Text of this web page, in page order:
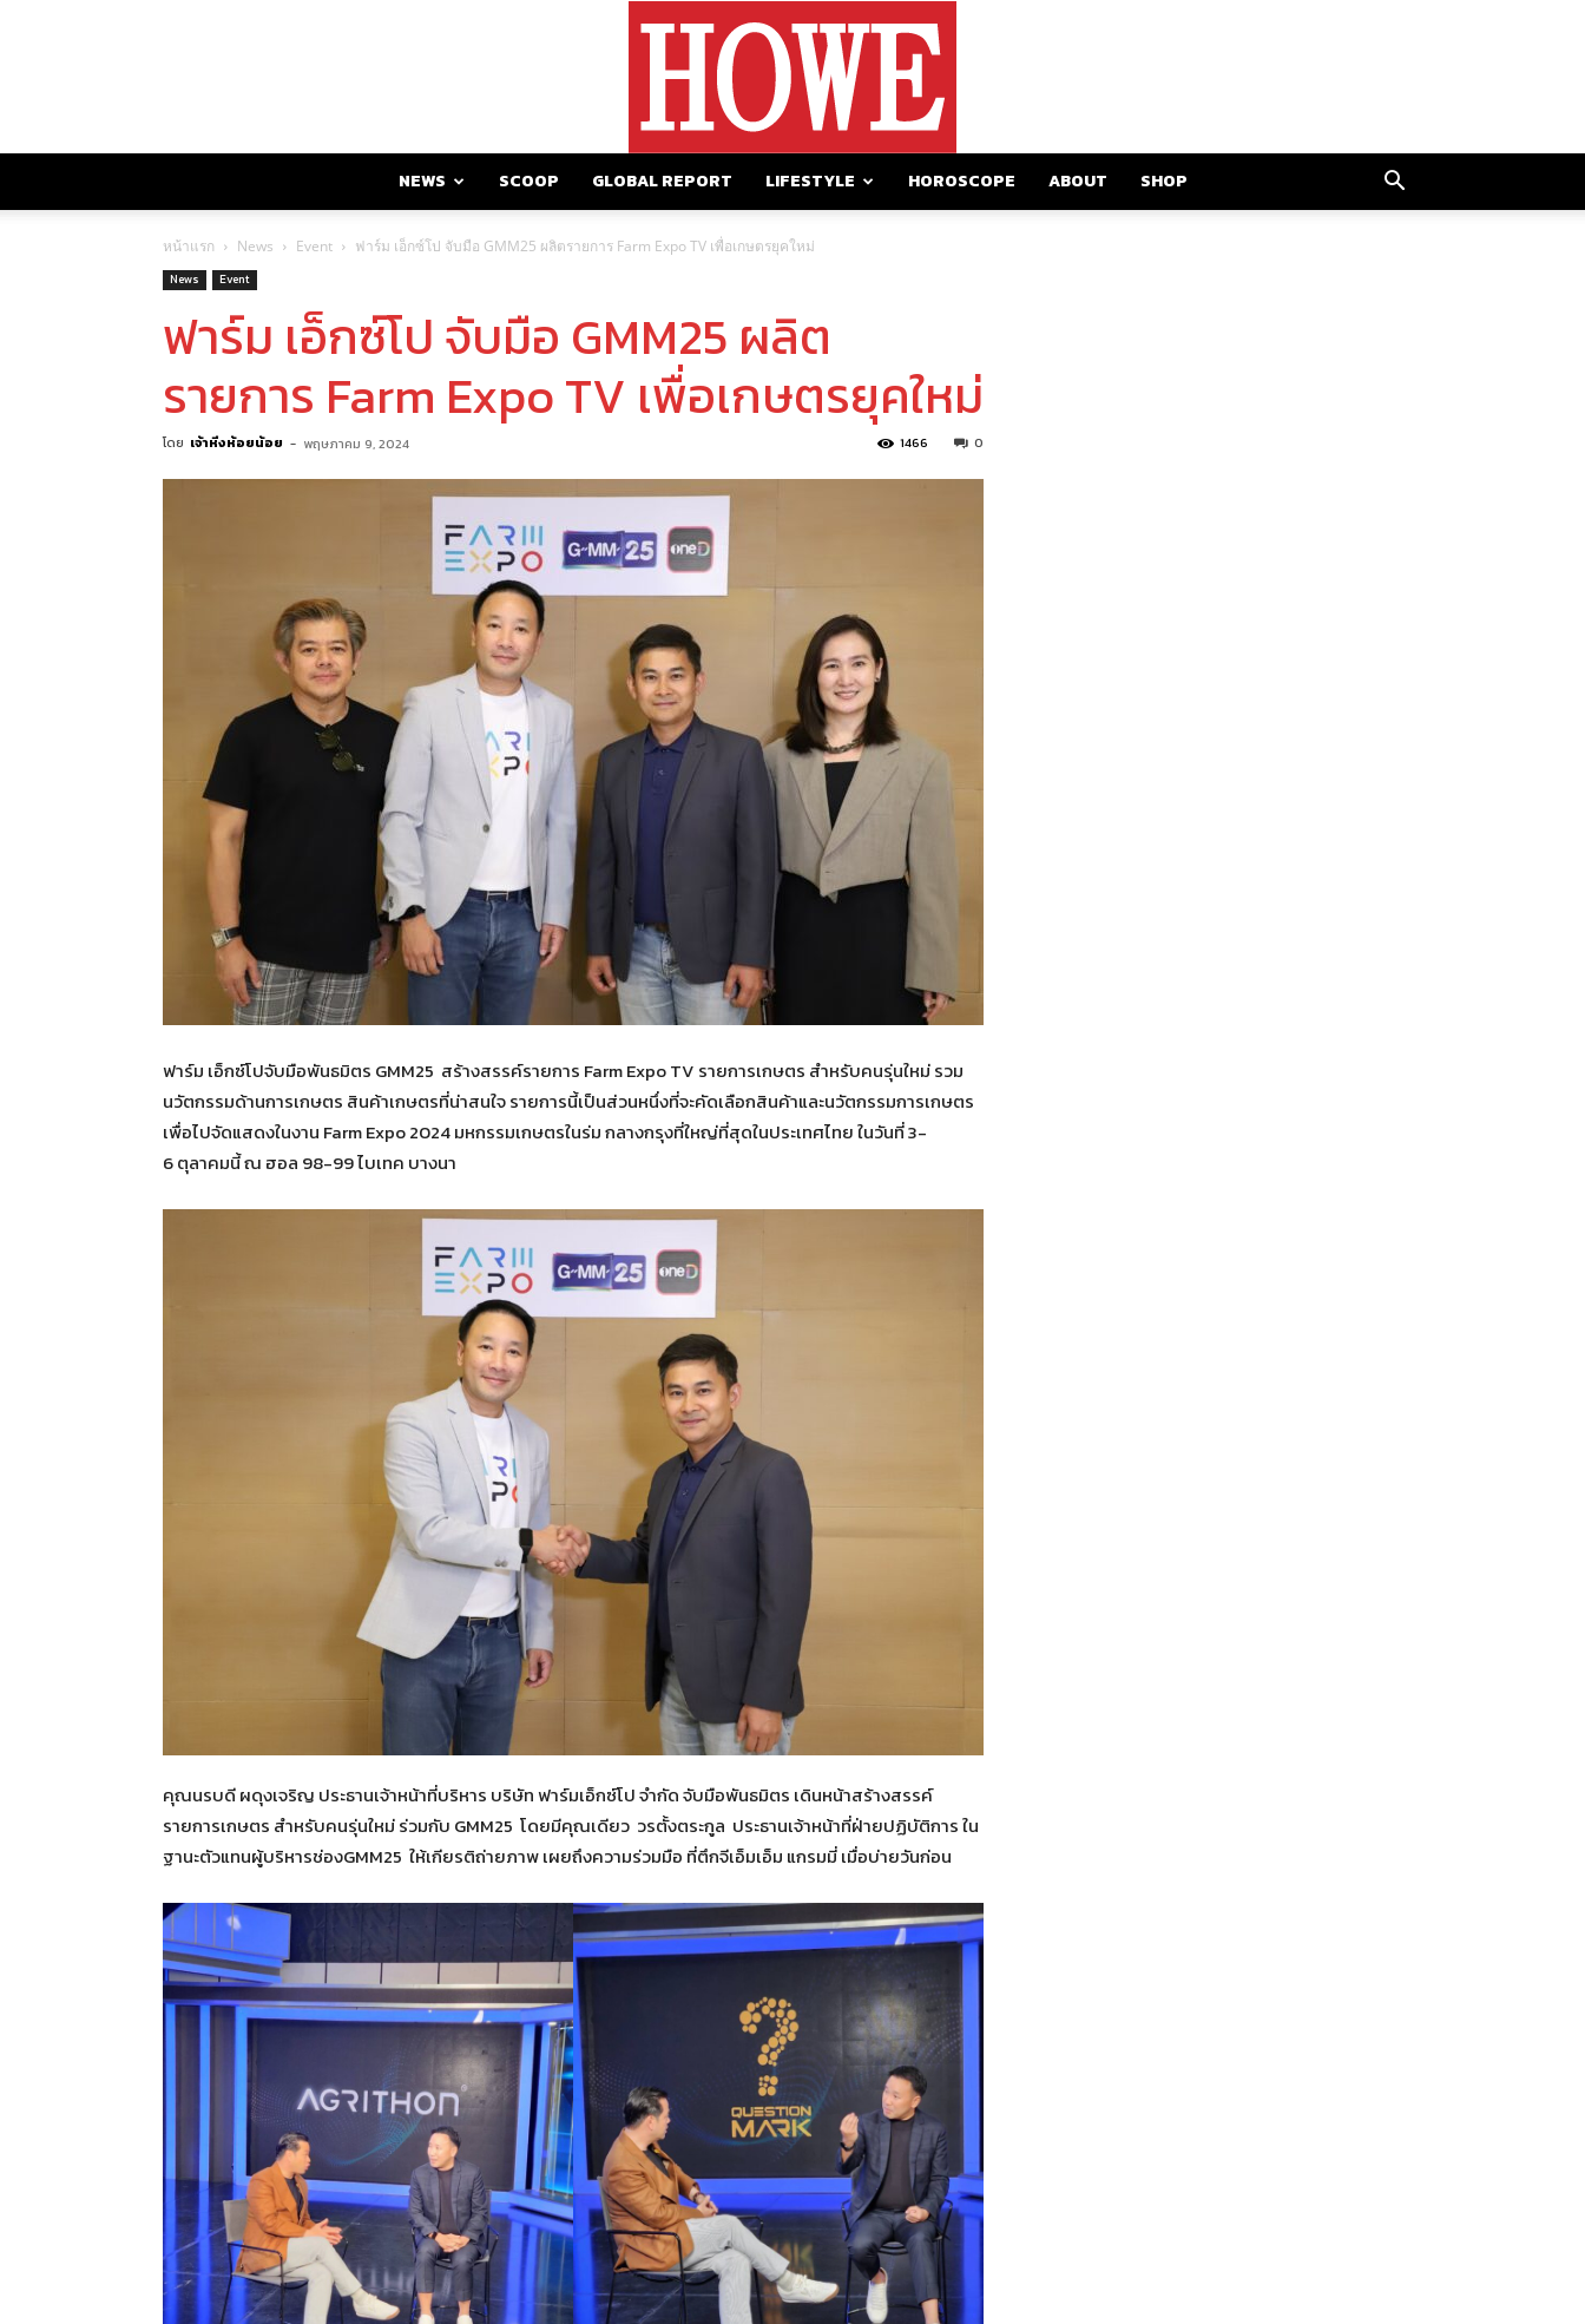
NEWS SCOOP GLOBAL REPORT LIFESTYLE HOROSCOPE ABOUT SHOP
หน้าแรก News Event ฟาร์ม เอ็กซ์โป จับมือ GMM25 ผลิตรายการ Farm Expo TV เพื่อเกษตรยุคใหม่
News Event
ฟาร์ม เอ็กซ์โป จับมือ GMM25 ผลิต
รายการ Farm Expo TV เพื่อเกษตรยุคใหม่
โดย เจ้าหิ่งห้อยน้อย - พฤษภาคม 9, 2024 0
1466
ฟาร์ม เอ็กซ์โปจับมือพันธมิตร GMM25 สร้างสรรค์รายการ Farm Expo TV รายการเกษตร สำหรับคนรุ่นใหม่ รวม
นวัตกรรมด้านการเกษตร สินค้าเกษตรที่น่าสนใจ รายการนี้เป็นส่วนหนึ่งที่จะคัดเลือกสินค้าและนวัตกรรมการเกษตร
เพื่อไปจัดแสดงในงาน Farm Expo 2024 มหกรรมเกษตรในร่ม กลางกรุงที่ใหญ่ที่สุดในประเทศไทย ในวันที่ 3-
6 ตุลาคมนี้ ณ ฮอล 98-99 ไบเทค บางนา
คุณนรบดี ผดุงเจริญ ประธานเจ้าหน้าที่บริหาร บริษัท ฟาร์มเอ็กซ์โป จำกัด จับมือพันธมิตร เดินหน้าสร้างสรรค์
รายการเกษตร สำหรับคนรุ่นใหม่ ร่วมกับ GMM25 โดยมีคุณเดียว วรตั้งตระกูล ประธานเจ้าหน้าที่ฝ่ายปฏิบัติการ ใน
ฐานะตัวแทนผู้บริหารช่องGMM25 ให้เกียรติถ่ายภาพ เผยถึงความร่วมมือ ที่ตึกจีเอ็มเอ็ม แกรมมี่ เมื่อบ่ายวันก่อน